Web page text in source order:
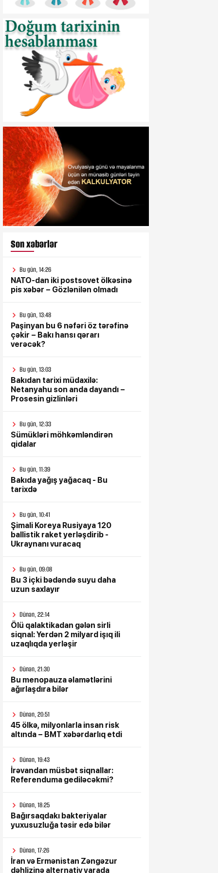
Son xəbərlər
Bu gün, 14:26
NATO-dan iki postsovet ölkəsinə
pis xəbər – Gözlənilən olmadı
Bu gün, 13:48
Paşinyan bu 6 nəfəri öz tərəfinə
çəkir – Bakı hansı qərarı
verəcək?
Bu gün, 13:03
Bakıdan tarixi müdaxilə:
Netanyahu son anda dayandı –
Prosesin gizlinləri
Bu gün, 12:33
Sümükləri möhkəmləndirən
qidalar
Bu gün, 11:39
Bakıda yağış yağacaq - Bu
tarixdə
Bu gün, 10:41
Şimali Koreya Rusiyaya 120
ballistik raket yerləşdirib -
Ukraynanı vuracaq
Bu gün, 09:08
Bu 3 içki bədəndə suyu daha
uzun saxlayır
Dünən, 22:14
Ölü qalaktikadan gələn sirli
siqnal: Yerdən 2 milyard işıq ili
uzaqlıqda yerləşir
Dünən, 21:30
Bu menopauza əlamətlərini
ağırlaşdıra bilər
Dünən, 20:51
45 ölkə, milyonlarla insan risk
altında – BMT xəbərdarlıq etdi
Dünən, 19:43
İrəvandan müsbət siqnallar:
Referenduma gediləcəkmi?
Dünən, 18:25
Bağırsaqdakı bakteriyalar
yuxusuzluğa təsir edə bilər
Dünən, 17:26
İran və Ermənistan Zəngəzur
dəhlizinə alternativ yarada